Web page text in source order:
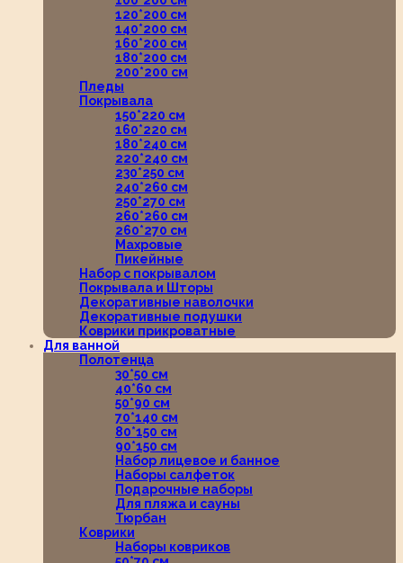
120*200 см
140*200 см
160*200 см
180*200 см
200*200 см
Пледы
Покрывала
150*220 см
160*220 см
180*240 см
220*240 см
230*250 см
240*260 см
250*270 см
260*260 см
260*270 см
Махровые
Пикейные
Набор с покрывалом
Покрывала и Шторы
Декоративные наволочки
Декоративные подушки
Коврики прикроватные
Для ванной
Полотенца
30*50 см
40*60 см
50*90 см
70*140 см
80*150 см
90*150 см
Набор лицевое и банное
Наборы салфеток
Подарочные наборы
Для пляжа и сауны
Тюрбан
Коврики
Наборы ковриков